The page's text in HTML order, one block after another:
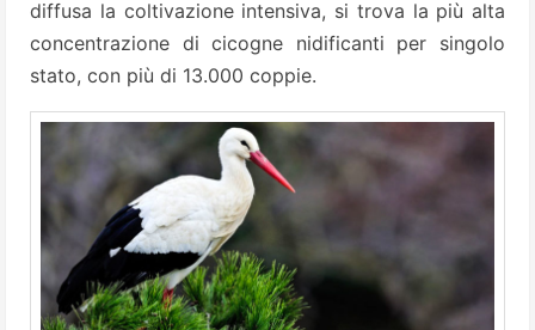
diffusa la coltivazione intensiva, si trova la più alta
concentrazione di cicogne nidificanti per singolo
stato, con più di 13.000 coppie.